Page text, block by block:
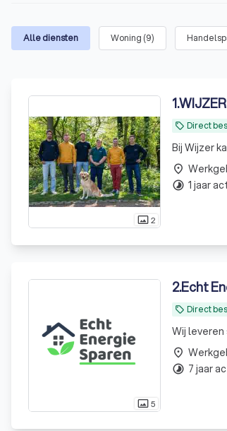
Alle diensten Woning (9)
photo_size_select_actual2
1.WIJZER
local_offer Direct
Bij Wijzer
place
timelapse 1 jaar
photo_size_select_actual5
2.Echt
local_offer Direct
Wij
place
timelapse 7 jaar